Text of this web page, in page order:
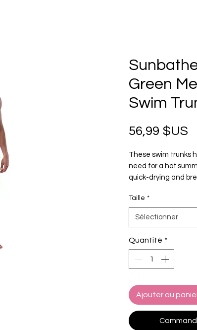
Green
Swim
56,99 $US
These swim trunks
need for a hot
quick-drying and
feature a silky, anti-
polyester, 9%
• Lining
spandex (in the US),
• Fabric weight (may
oz/yd² (174 g/m²)
• Four-way stretch
microfiber fabric
Taille *
Sélectionner
Quantité *
Ajouter au